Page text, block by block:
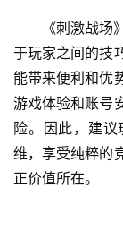
《刺激战
于玩家之间的技
能带来便利和优
游戏体验和账号
险。因此，建
维，享受纯粹的
正价值所在。